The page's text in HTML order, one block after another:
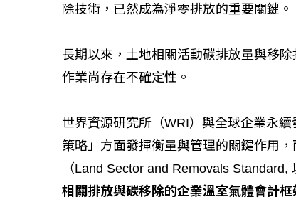
除技術，已然成為淨零排放的重要關鍵。
長期以來，土地相關活動碳排放量與移
作業尚存在不確定性。
世界資源研究所（WRI）與全球企業永
策略」方面發揮衡量與管理的關鍵作用
（Land Sector and Removals
相關排放與碳移除的企業溫室氣體會計